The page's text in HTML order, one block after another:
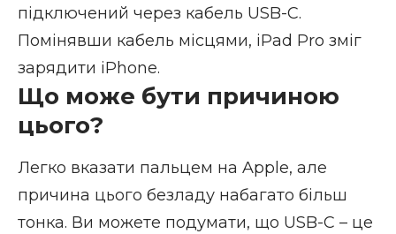
підключений через кабель USB-C.
Помінявши кабель місцями, iPad Pro зміг
зарядити iPhone.
Що може бути причиною
цього?
Легко вказати пальцем на Apple, але
причина цього безладу набагато більш
тонка. Ви можете подумати, що USB-C – це